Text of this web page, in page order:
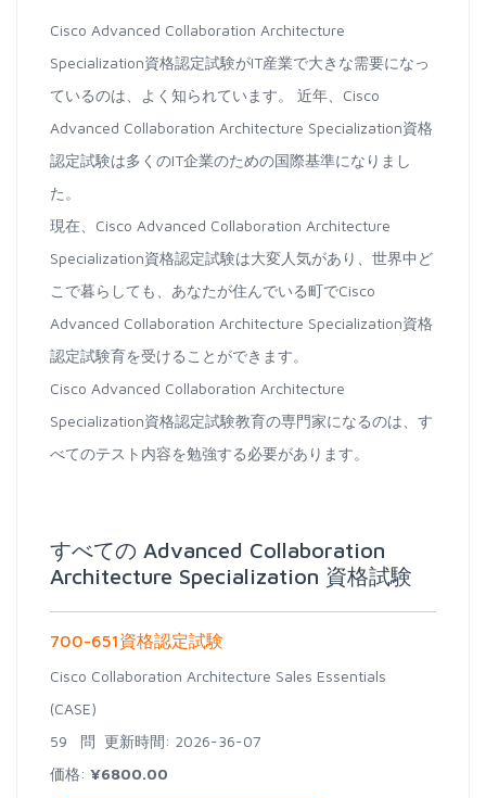
Cisco Advanced Collaboration Architecture
Specialization資格認定試験がIT産業で大きな需要になっ
ているのは、よく知られています。 近年、Cisco
Advanced Collaboration Architecture Specialization資格
認定試験は多くのIT企業のための国際基準になりまし
た。
現在、Cisco Advanced Collaboration Architecture
Specialization資格認定試験は大変人気があり、世界中ど
こで暮らしても、あなたが住んでいる町でCisco
Advanced Collaboration Architecture Specialization資格
認定試験育を受けることができます。
Cisco Advanced Collaboration Architecture
Specialization資格認定試験教育の専門家になるのは、す
べてのテスト内容を勉強する必要があります。
すべての Advanced Collaboration
Architecture Specialization 資格試験
700-651資格認定試験
Cisco Collaboration Architecture Sales Essentials
(CASE)
59 問 更新時間: 2026-36-07
価格: ¥6800.00